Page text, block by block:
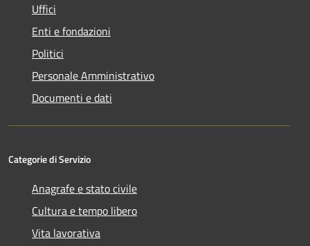
Uffici
Enti e fondazioni
Politici
Personale Amministrativo
Documenti e dati
Categorie di Servizio
Anagrafe e stato civile
Cultura e tempo libero
Vita lavorativa